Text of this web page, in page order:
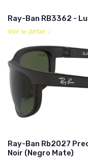
Ray-Ban RB3362 -
Voir le détail
Ray-Ban Rb2027
Noir (Negro Mate)